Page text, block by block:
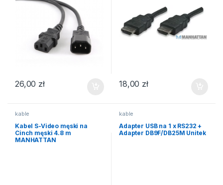
26,00 zł 18,00 zł
kable
Kabel S-Video męski na
Cinch męski 4.8 m
MANHATTAN
kable
Adapter USB na 1 x RS232 +
Adapter DB9F/DB25M Unitek